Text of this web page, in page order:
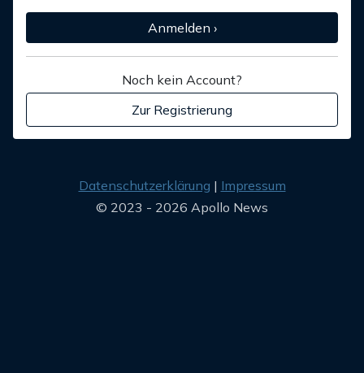
Anmelden ›
Noch kein Account?
Zur Registrierung
Datenschutzerklärung
Impressum
© 2023 - 2026 Apollo News